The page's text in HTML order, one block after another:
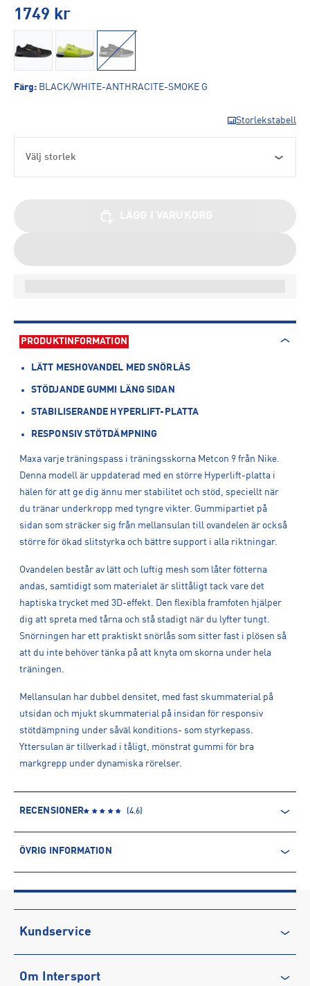
1749 kr
Färg: BLACK/WHITE-ANTHRACITE-SMOKE G
Storlekstabell
Välj storlek
PRODUKTINFORMATION
LÄTT MESHOVANDEL MED SNÖRLÅS
STÖDJANDE GUMMI LÄNG SIDAN
STABILISERANDE HYPERLIFT-PLATTA
RESPONSIV STÖTDÄMPNING
Maxa varje träningspass i träningsskorna Metcon 9 från Nike.
Denna modell är uppdaterad med en större Hyperlift-platta i
hälen för att ge dig ännu mer stabilitet och stöd, speciellt när
du tränar underkropp med tyngre vikter. Gummipartiet på
sidan som sträcker sig från mellansulan till ovandelen är också
större för ökad slitstyrka och bättre support i alla riktningar.
Ovandelen består av lätt och luftig mesh som låter fötterna
andas, samtidigt som materialet är slittåligt tack vare det
haptiska trycket med 3D-effekt. Den flexibla framfoten hjälper
dig att spreta med tårna och stå stadigt när du lyfter tungt.
Snörningen har ett praktiskt snörlås som sitter fast i plösen så
att du inte behöver tänka på att knyta om skorna under hela
träningen.
Mellansulan har dubbel densitet, med fast skummaterial på
utsidan och mjukt skummaterial på insidan för responsiv
stötdämpning under såväl konditions- som styrkepass.
Yttersulan är tillverkad i tåligt, mönstrat gummi för bra
markgrepp under dynamiska rörelser.
RECENSIONER (4.6)
ÖVRIG INFORMATION
Produktnummer: 1551741
Leverantörens produktnummer: DZ2617
Artikelnummer: 155174101-BLACK/WHITE-ANTHRACITE-
Sporter:Träning
Kundservice
Vanliga frågor & svar
Om Intersport